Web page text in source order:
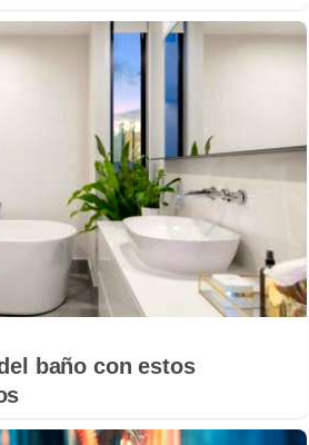
baño con estos